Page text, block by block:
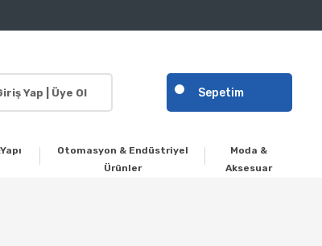
Yap | Üye Ol Sepetim
Otomasyon & Endüstriyel
Ürünler
Moda &
Aksesuar